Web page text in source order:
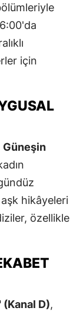
için
Güneşin
aşk hikâyeleri
özellikle
D),